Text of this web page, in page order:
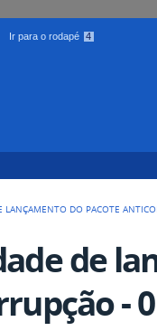
Ir para o rodapé 4
LANÇAMENTO DO PACOTE
de
-